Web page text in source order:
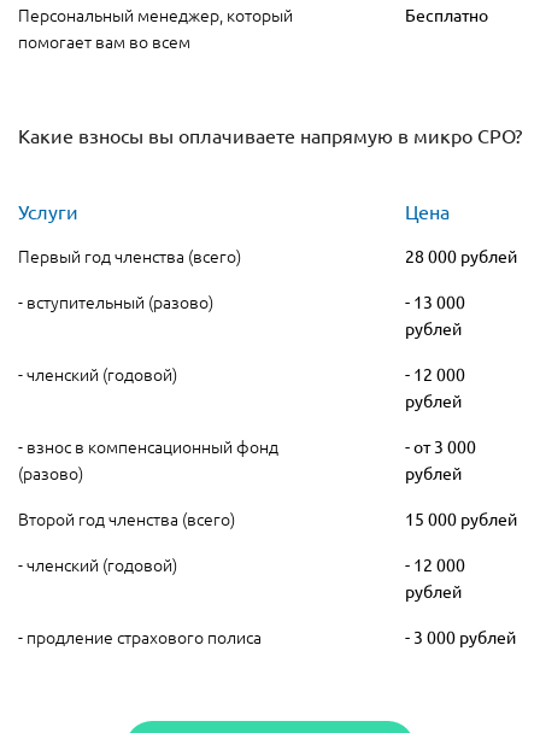
Персональный менеджер, который
помогает вам во всем
Бесплатно
Какие взносы вы оплачиваете напрямую в микро СРО?
Услуги
Цена
Первый год членства (всего)
28 000 рублей
- вступительный (разово)
- 13 000
рублей
- членский (годовой)
- 12 000
рублей
- взнос в компенсационный фонд
(разово)
- от 3 000
рублей
Второй год членства (всего) 15 000 рублей
- членский (годовой)
- 12 000
рублей
- продление страхового полиса - 3 000 рублей